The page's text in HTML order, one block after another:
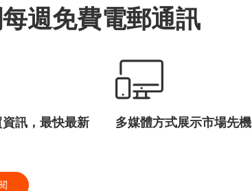
週免費電郵通訊
訊，最快最新 多媒體方式展示市場先機